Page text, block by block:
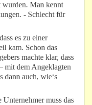
wurden. Man kennt
- Schlecht für
es zu einer
kam. Schon das
machte klar, dass
mit dem Angeklagten
dann auch, wie‘s
muss das